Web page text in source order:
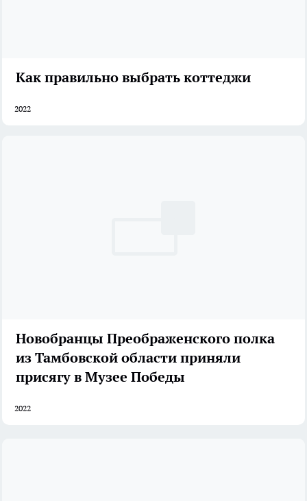
Как правильно выбрать коттеджи
2022
Новобранцы Преображенского полка
из Тамбовской области приняли
присягу в Музее Победы
2022